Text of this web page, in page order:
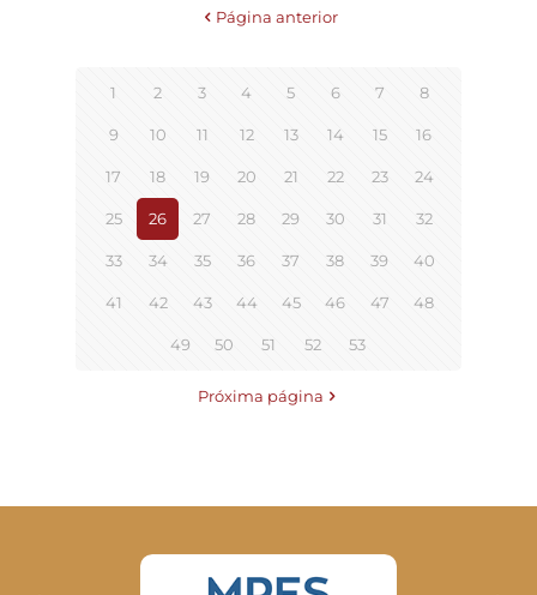
Página anterior
1 2 3 4 5 6 7 8
9 10 11 12 13 14 15 16
17 18 19 20 21 22 23 24
25 26 27 28 29 30 31 32
33 34 35 36 37 38 39 40
41 42 43 44 45 46 47 48
49 50 51 52 53
Próxima página